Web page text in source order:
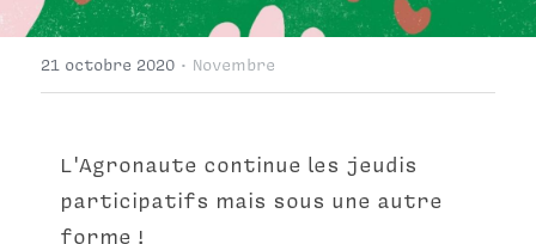
21 octobre 2020 · Novembre
L'Agronaute continue les jeudis
participatifs mais sous une autre
forme !